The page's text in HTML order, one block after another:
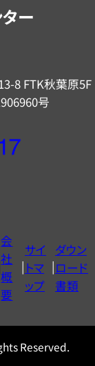
ー
8 FTK秋葉原5F
号
会
社
概
要
サイ
トマ
ップ
ダウン
ロード
書類
Reserved.